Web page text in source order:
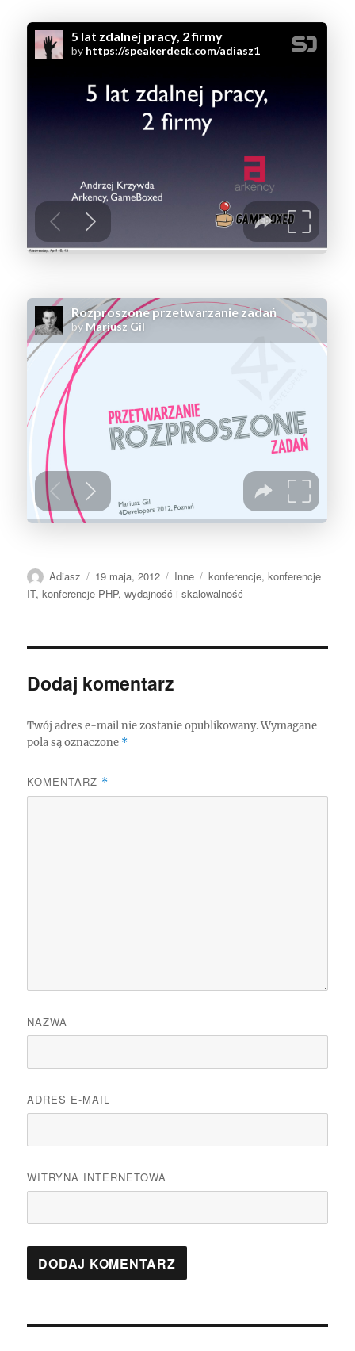
Autor
Adiasz
Data
publikacji
19 maja, 2012 Kategorie
Inne Tagi
konferencje,konferencje
IT,konferencje PHP,wydajność i skalowalność
Dodaj komentarz
Twój adres e-mail nie zostanie opublikowany. Wymagane
pola są oznaczone *
KOMENTARZ *
NAZWA
ADRES E-MAIL
WITRYNA INTERNETOWA